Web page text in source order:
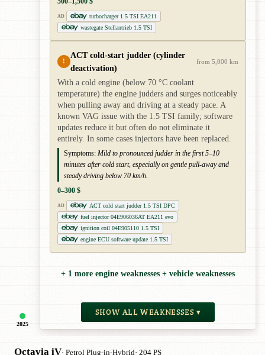
2025
AD
turbocharger 1.5 TSI EA211
wastegate Stellantrieb 1.5 TSI
!
ACT cold-start judder (cylinder
deactivation)
from 5,000 km
With a cold engine (below 70 °C coolant
temperature) the engine judders and surges noticeably
when pulling away and driving at a steady pace. A
known VAG issue with the 1.5 TSI family; software
updates reduce it but often do not eliminate it
entirely. In some cases injectors have been replaced.
Symptoms: Mild to pronounced judder in the first 5–10
minutes after cold start, especially on gentle pull-away and
steady driving below 70 km/h.
0–300 $
AD
ACT cold start judder 1.5 TSI DPC
fuel injector 04E906036AT EA211 evo
ignition coil 04E905110 1.5 TSI
engine ECU software update 1.5 TSI
+ 1 more engine weaknesses + vehicle weaknesses
SHOW ALL WEAKNESSES ▾
Octavia iV· Petrol Plug-in-Hybrid· 204 PS